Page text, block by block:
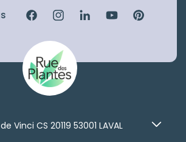
FacebookInstagramLinkedinYouTubePinterest
Vinci CS 20119 53001 LAVAL